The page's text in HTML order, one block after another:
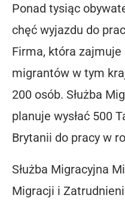
Ponad tysiąc
chęć wyjazdu do
Firma, która
migrantów w tym
200 osób. Służba
planuje wysłać 500
Brytanii do pracy w
Służba Migracyjna
Migracji i